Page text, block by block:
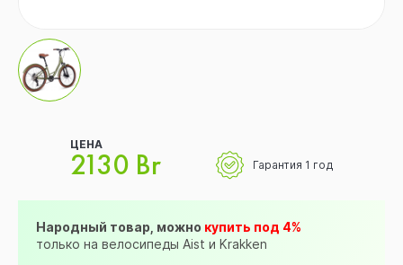
ЦЕНА
2130 Br Гарантия 1 год
Народный товар, можно купить под 4%
только на велосипеды Aist и Krakken